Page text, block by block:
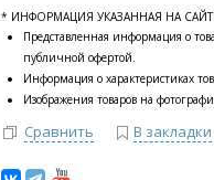
* ИНФОРМАЦИЯ УКАЗАННАЯ НА
Представленная информация о
публичной офертой.
Информация о характеристиках
Изображения товаров на
Сравнить В закладки